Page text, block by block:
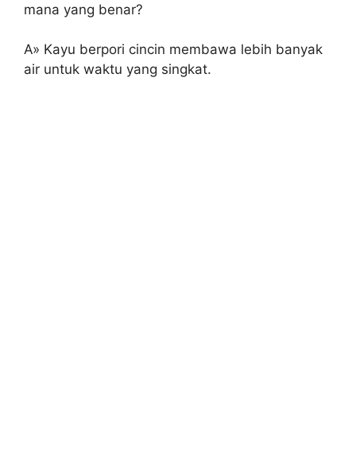
mana yang benar?
A» Kayu berpori cincin membawa lebih banyak
air untuk waktu yang singkat.